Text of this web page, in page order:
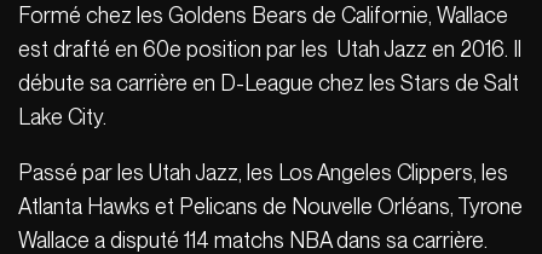
Formé chez les Goldens Bears de Californie, Wallace
est drafté en 60e position par les Utah Jazz en 2016. Il
débute sa carrière en D-League chez les Stars de Salt
Lake City.
Passé par les Utah Jazz, les Los Angeles Clippers, les
Atlanta Hawks et Pelicans de Nouvelle Orléans, Tyrone
Wallace a disputé 114 matchs NBA dans sa carrière.